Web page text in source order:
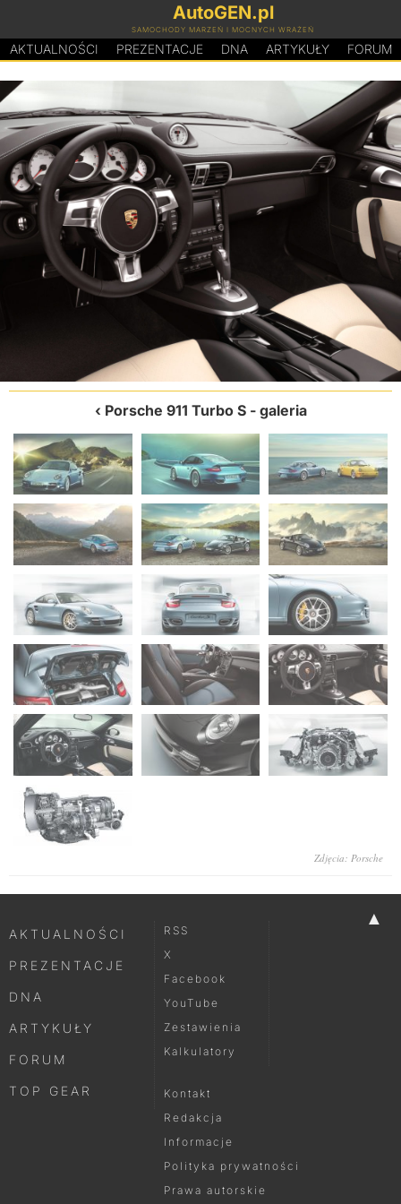
AutoGEN.pl
SAMOCHODY MARZEŃ I MOCNYCH WRAŻEŃ
AKTUALNOŚCI PREZENTACJE DNA ARTYKUŁY FORUM
Porsche 911 Turbo S- galeria
Zdjęcia: Porsche
▲
AKTUALNOŚCI
PREZENTACJE
DNA
ARTYKUŁY
FORUM
TOP GEAR
RSS
X
Facebook
YouTube
Zestawienia
Kalkulatory
Kontakt
Redakcja
Informacje
Polityka prywatności
Prawa autorskie